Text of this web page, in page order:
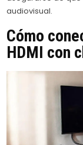
audiovisual.
Cómo
HDMI con